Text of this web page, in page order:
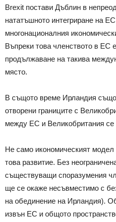
Brexit постави Дъблин в
нататъшното интегриране на
многонационалния
Въпреки това членството в ЕС
продължаване на такива
място.
В същото време Ирландия
отворени границите с
между ЕС и Великобритания се
Не само икономическият
това развитие. Без
съществуващи споразумения
ще се окаже несъвместимо с
на обединение на Ирландия).
извън ЕС и общото